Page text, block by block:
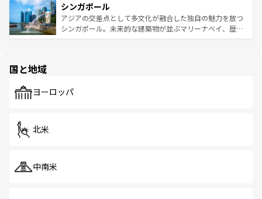
参照してほしい。
激する。気候は一年中温暖で、どの季節にも異なる楽しみ
が待っている。親しみやすいタイの人々、仏教を中心とし
た文化、そして多様な観光資源が、訪れる旅人を魅了し続
み、どこを訪れても感動するはず。観光スポットが密集し
ており、効率よく見どころを回れるのも魅力。息をのむよ
うな絶景から文化的な体験まで、香港を存分に楽しみ尽く
シンガポール
アジアの交差点として多文化が融合した独自の魅力を放つ
シンガポール。未来的な建築物が並ぶマリーナベイ、歴史
で、ホーカーズは地元の風情を楽しめる外せないスポット
国と地域
ヨーロッパ
北米
中南米